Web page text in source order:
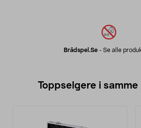
Brädspel.se - Se alle
Toppselgere i